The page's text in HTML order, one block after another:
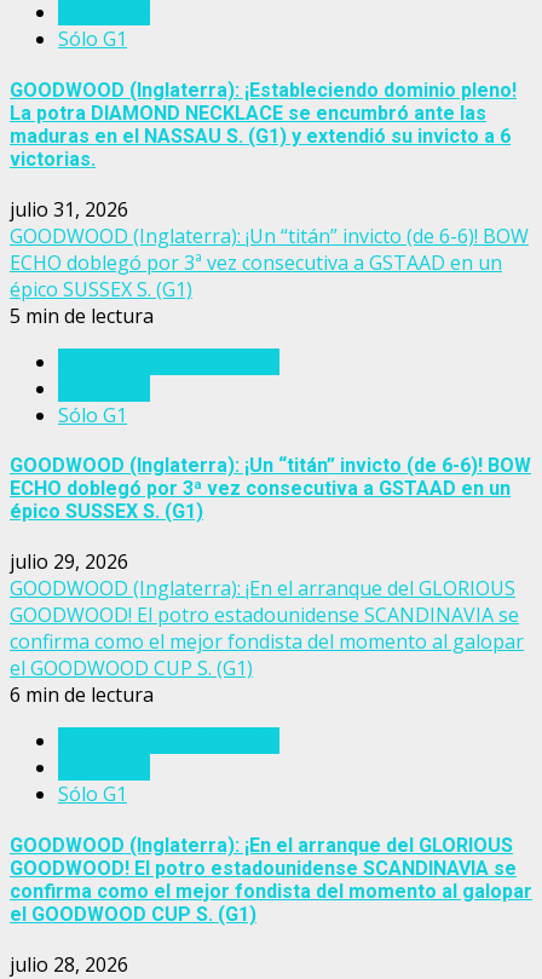
Sólo G1
GOODWOOD (Inglaterra): ¡Estableciendo dominio pleno!
La potra DIAMOND NECKLACE se encumbró ante las
maduras en el NASSAU S. (G1) y extendió su invicto a 6
victorias.
julio 31, 2026
GOODWOOD (Inglaterra): ¡Un “titán” invicto (de 6-6)! BOW
ECHO doblegó por 3ª vez consecutiva a GSTAAD en un
épico SUSSEX S. (G1)
5 min de lectura
Sólo G1
GOODWOOD (Inglaterra): ¡Un “titán” invicto (de 6-6)! BOW
ECHO doblegó por 3ª vez consecutiva a GSTAAD en un
épico SUSSEX S. (G1)
julio 29, 2026
GOODWOOD (Inglaterra): ¡En el arranque del GLORIOUS
GOODWOOD! El potro estadounidense SCANDINAVIA se
confirma como el mejor fondista del momento al galopar
el GOODWOOD CUP S. (G1)
6 min de lectura
Sólo G1
GOODWOOD (Inglaterra): ¡En el arranque del GLORIOUS
GOODWOOD! El potro estadounidense SCANDINAVIA se
confirma como el mejor fondista del momento al galopar
el GOODWOOD CUP S. (G1)
julio 28, 2026